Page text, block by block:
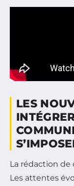
LES
La rédaction de
Les attentes